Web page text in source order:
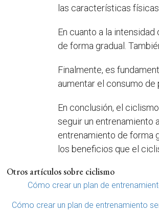
las características
En cuanto a la
de forma gradual.
Finalmente, es
aumentar el consumo
En conclusión, el
seguir un entrenamiento
entrenamiento de forma
los beneficios que el
Otros artículos sobre ciclismo
Cómo crear un plan de
Cómo crear un plan de entrenamiento